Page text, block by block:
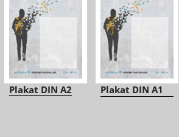
Plakat DIN A2 Plakat DIN A1